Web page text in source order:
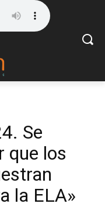
Se
que los
la ELA»